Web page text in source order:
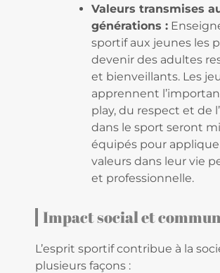
Valeurs transmises
générations :
sportif aux jeunes les
devenir des adultes
et bienveillants. Les
apprennent
play, du respect et de
dans le sport seront
équipés pour
valeurs dans leur vie
et professionnelle.
Impact social et
L’esprit sportif contribue à la
plusieurs façons :